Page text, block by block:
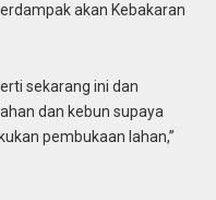
akan Kebakaran
sekarang ini dan
dan kebun supaya
pembukaan lahan,”